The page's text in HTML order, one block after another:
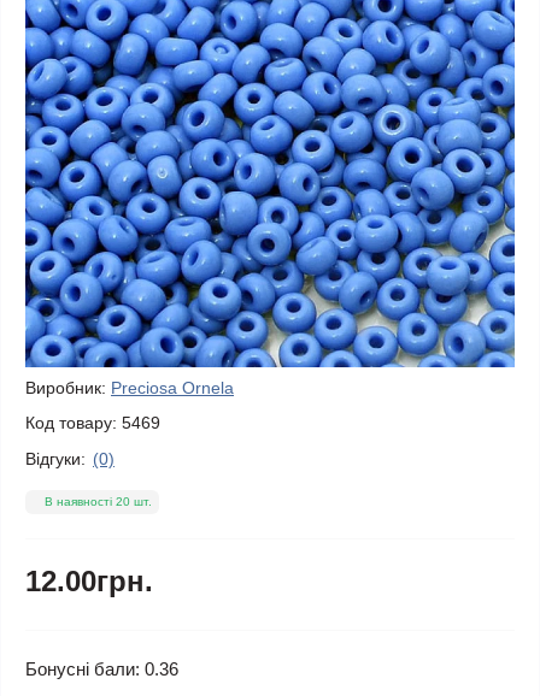
Виробник: Preciosa Ornela
Код товару: 5469
Відгуки: (0)
В наявності 20 шт.
12.00грн.
Бонусні бали: 0.36